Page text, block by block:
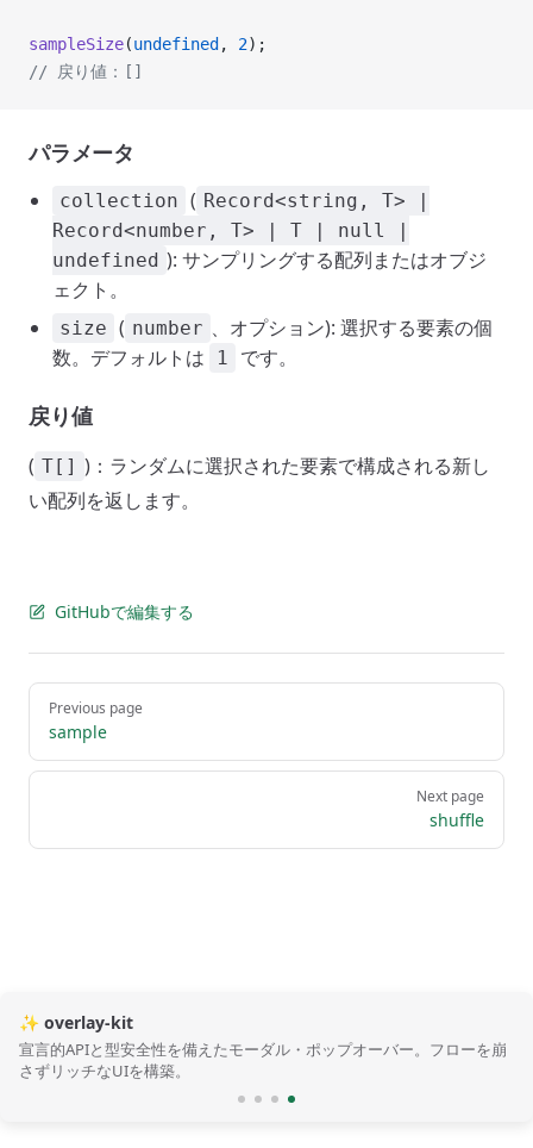
sampleSize(undefined , 2);
// 戻り値：[]
パラメータ
collection ( Record<string, T> |
Record<number, T> | T | null |
undefined ): サンプリングする配列またはオブジ
ェクト。
size ( number 、オプション): 選択する要素の個
数。デフォルトは
1 です。
戻り値
( T[] )：ランダムに選択された要素で構成される新し
い配列を返します。
GitHubで編集する
Pager
Previous page
sample
Next page
shuffle
✨ overlay-kit
宣言的APIと型安全性を備えたモーダル・ポップオーバー。フローを崩
さずリッチなUIを構築。